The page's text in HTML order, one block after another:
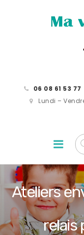
06 08 61 53 77
Lundi –
Ateliers
relais